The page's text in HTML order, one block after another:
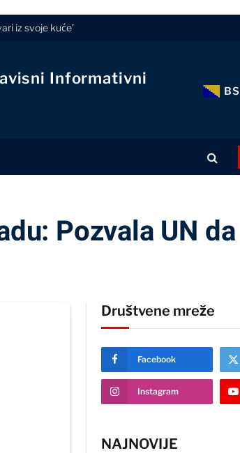
iz svoje kuće’
Informativni
BS
Pozvala UN da
Društvene mreže
Facebook
Instagram
NAJNOVIJE